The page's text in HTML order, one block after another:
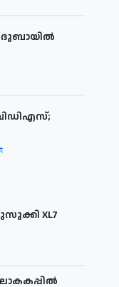
ദുബായില്‍
XL7